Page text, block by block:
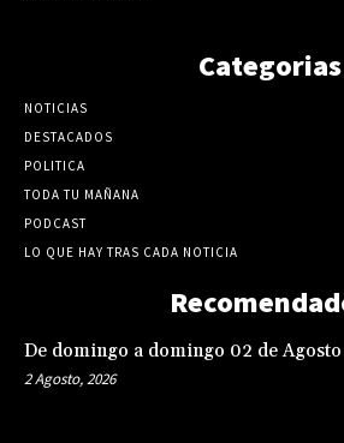
Categorias
NOTICIAS
DESTACADOS
POLITICA
TODA TU MAÑANA
PODCAST
LO QUE HAY TRAS CADA NOTICIA
De domingo a domingo 02 de
2 Agosto, 2026